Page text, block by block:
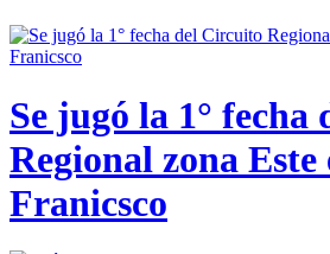
Se jugó la 1°
Regional zona Este
Franicsco